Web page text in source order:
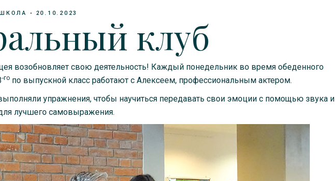
20.10.2023
клуб
возобновляет свою деятельность! Каждый понедельник во время обеденного
-го по выпускной класс работают с Алексеем, профессиональным актером.
упражнения, чтобы научиться передавать свои эмоции с помощью звука и
лучшего самовыражения.